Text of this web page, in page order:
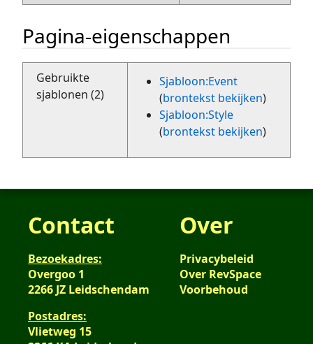
Pagina-eigenschappen
Gebruikte
sjablonen (2)
Sjabloon:Event
(brontekst bekijken)
Sjabloon:Style
(brontekst bekijken)
Contact
Bezoekadres:
Overgoo 1
2266 JZ Leidschendam
Postadres:
Vlietweg 15
Over
Privacybeleid
Over RevSpace
Voorbehoud